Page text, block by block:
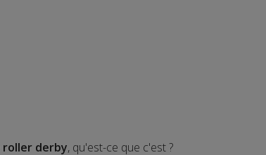
roller derby, qu'est-ce que c'est ?